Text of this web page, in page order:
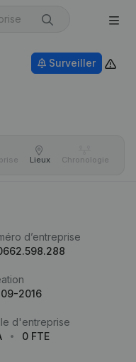
Surveiller
Lieux Chronologie
d’entreprise
2016
d'entreprise
0 FTE